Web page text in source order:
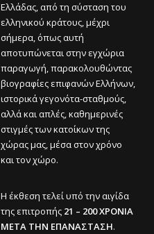
Ελλάδας, από τη σύσταση του
ελληνικού κράτους, μέχρι
σήμερα, όπως αυτή
αποτυπώνεται στην εγχώρια
παραγωγή, παρακολουθώντας
βιογραφίες επιφανών Ελλήνων,
ιστορικά γεγονότα-σταθμούς,
αλλά και απλές, καθημερινές
στιγμές των κατοίκων της
χώρας μας, μέσα στον χρόνο
και τον χώρο.
Η έκθεση τελεί υπό την αιγίδα
της επιτροπής 21 – 200 ΧΡΟΝΙΑ
ΜΕΤΑ ΤΗΝ ΕΠΑΝΑΣΤΑΣΗ.